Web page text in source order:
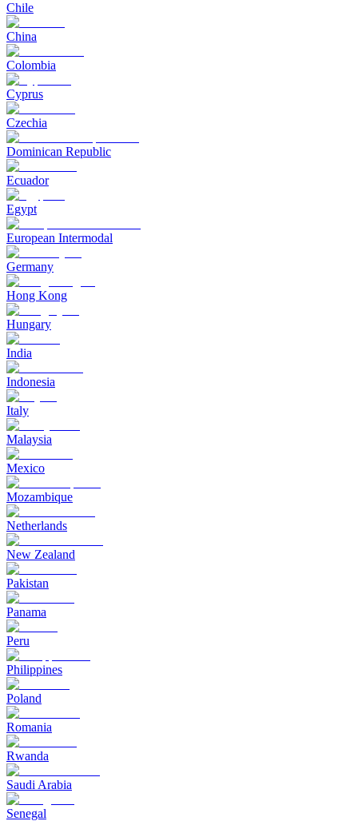
Chile
China
Colombia
Cyprus
Czechia
Dominican Republic
Ecuador
Egypt
European Intermodal
Germany
Hong Kong
Hungary
India
Indonesia
Italy
Malaysia
Mexico
Mozambique
Netherlands
New Zealand
Pakistan
Panama
Peru
Philippines
Poland
Romania
Rwanda
Saudi Arabia
Senegal